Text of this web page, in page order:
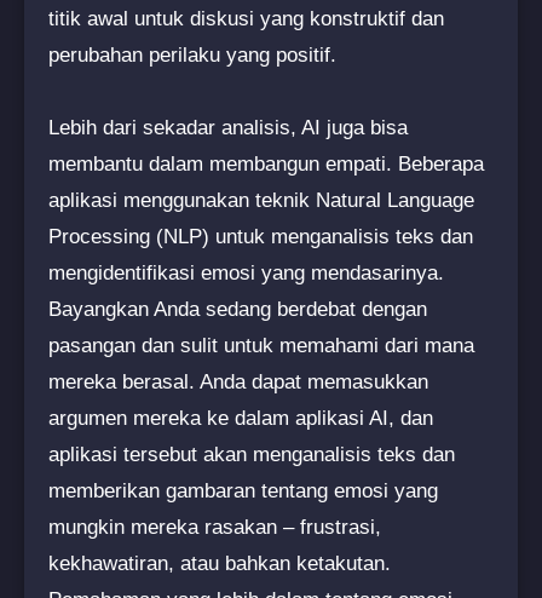
titik awal untuk diskusi yang konstruktif dan
perubahan perilaku yang positif.
Lebih dari sekadar analisis, AI juga bisa
membantu dalam membangun empati. Beberapa
aplikasi menggunakan teknik Natural Language
Processing (NLP) untuk menganalisis teks dan
mengidentifikasi emosi yang mendasarinya.
Bayangkan Anda sedang berdebat dengan
pasangan dan sulit untuk memahami dari mana
mereka berasal. Anda dapat memasukkan
argumen mereka ke dalam aplikasi AI, dan
aplikasi tersebut akan menganalisis teks dan
memberikan gambaran tentang emosi yang
mungkin mereka rasakan – frustrasi,
kekhawatiran, atau bahkan ketakutan.